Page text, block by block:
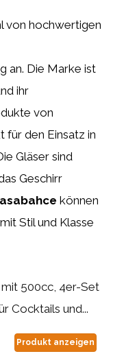
von hochwertigen
an. Die Marke ist
ihr
von
für den Einsatz in
Gläser sind
Geschirr
können
Stil und Klasse
mit 500cc, 4er-Set
Cocktails und...
Produkt anzeigen